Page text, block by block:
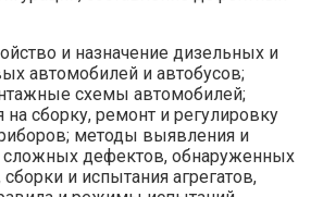
и назначение дизельных и
автомобилей и автобусов;
схемы автомобилей;
на сборку, ремонт и регулировку
методы выявления и
сложных дефектов, обнаруженных
и испытания агрегатов,